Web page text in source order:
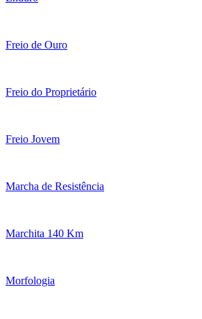
Freio de Ouro
Freio do Proprietário
Freio Jovem
Marcha de Resistência
Marchita 140 Km
Morfologia